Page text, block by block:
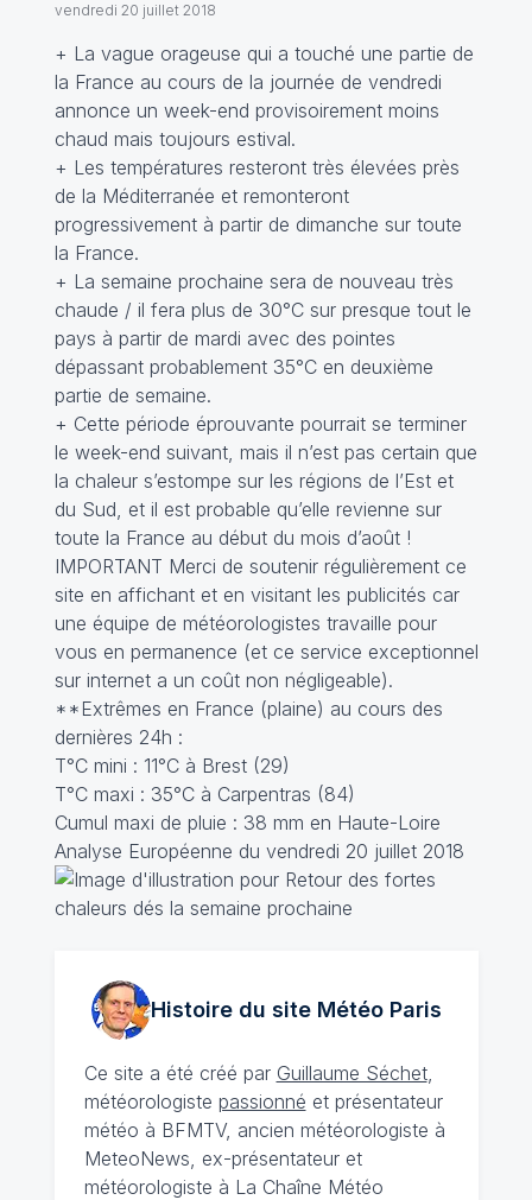
vendredi 20 juillet 2018
+ La vague orageuse qui a touché une partie de
la France au cours de la journée de vendredi
annonce un week-end provisoirement moins
chaud mais toujours estival.
+ Les températures resteront très élevées près
de la Méditerranée et remonteront
progressivement à partir de dimanche sur toute
la France.
+ La semaine prochaine sera de nouveau très
chaude / il fera plus de 30°C sur presque tout le
pays à partir de mardi avec des pointes
dépassant probablement 35°C en deuxième
partie de semaine.
+ Cette période éprouvante pourrait se terminer
le week-end suivant, mais il n’est pas certain que
la chaleur s’estompe sur les régions de l’Est et
du Sud, et il est probable qu’elle revienne sur
toute la France au début du mois d’août !
IMPORTANT Merci de soutenir régulièrement ce
site en affichant et en visitant les publicités car
une équipe de météorologistes travaille pour
vous en permanence (et ce service exceptionnel
sur internet a un coût non négligeable).
**Extrêmes en France (plaine) au cours des
dernières 24h :
T°C mini : 11°C à Brest (29)
T°C maxi : 35°C à Carpentras (84)
Cumul maxi de pluie : 38 mm en Haute-Loire
Analyse Européenne du vendredi 20 juillet 2018
Histoire du site MétéoParis
Ce site a été créé par Guillaume Séchet,
météorologiste passionné et présentateur
météo à BFMTV, ancien météorologiste à
MeteoNews, ex-présentateur et
météorologiste à La Chaîne Météo